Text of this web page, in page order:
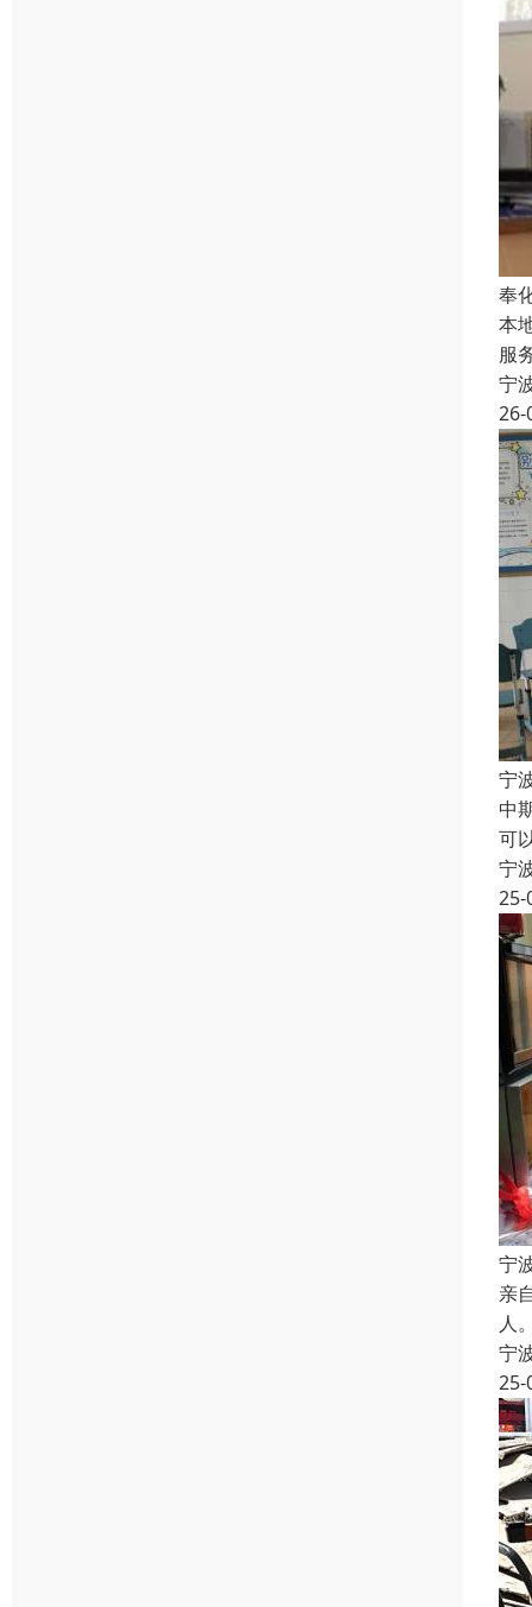
奉
本
服
宁
26-
宁
中
可
宁
25-
宁
亲
人
宁
25-